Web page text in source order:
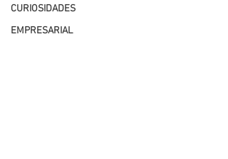
CURIOSIDADES
EMPRESARIAL